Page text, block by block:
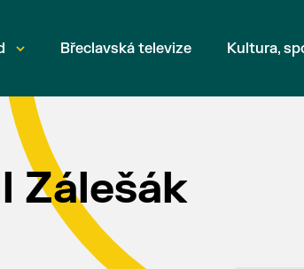
Břeclavská televize Kultura,
Zálešák